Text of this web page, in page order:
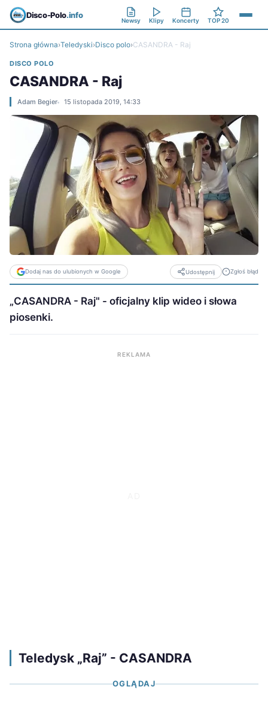
Disco-Polo.info
Newsy Klipy Koncerty TOP 20
Strona główna›Teledyski›Disco polo›CASANDRA - Raj
DISCO POLO
CASANDRA - Raj
Adam Begier 15 listopada 2019, 14:33
Dodaj nas do ulubionych w Google Udostępnij Zgłoś błąd
„CASANDRA - Raj" - oficjalny klip wideo i słowa
piosenki.
REKLAMA
Teledysk „Raj” - CASANDRA
OGLĄDAJ